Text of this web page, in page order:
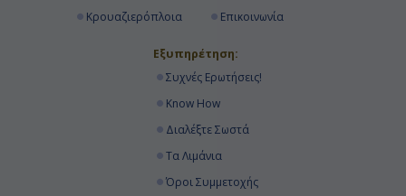
Κρουαζιερόπλοια
Επικοινωνία
Εξυπηρέτηση:
Συχνές Ερωτήσεις!
Know How
Διαλέξτε Σωστά
Τα Λιμάνια
Όροι Συμμετοχής